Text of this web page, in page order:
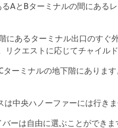
AとBターミナルの間にある
にあるターミナル出口のすぐ
クエストに応じてチャイル
ターミナルの地下階にありま
は中央ハノーファーには行きま
バーは自由に選ぶことができま